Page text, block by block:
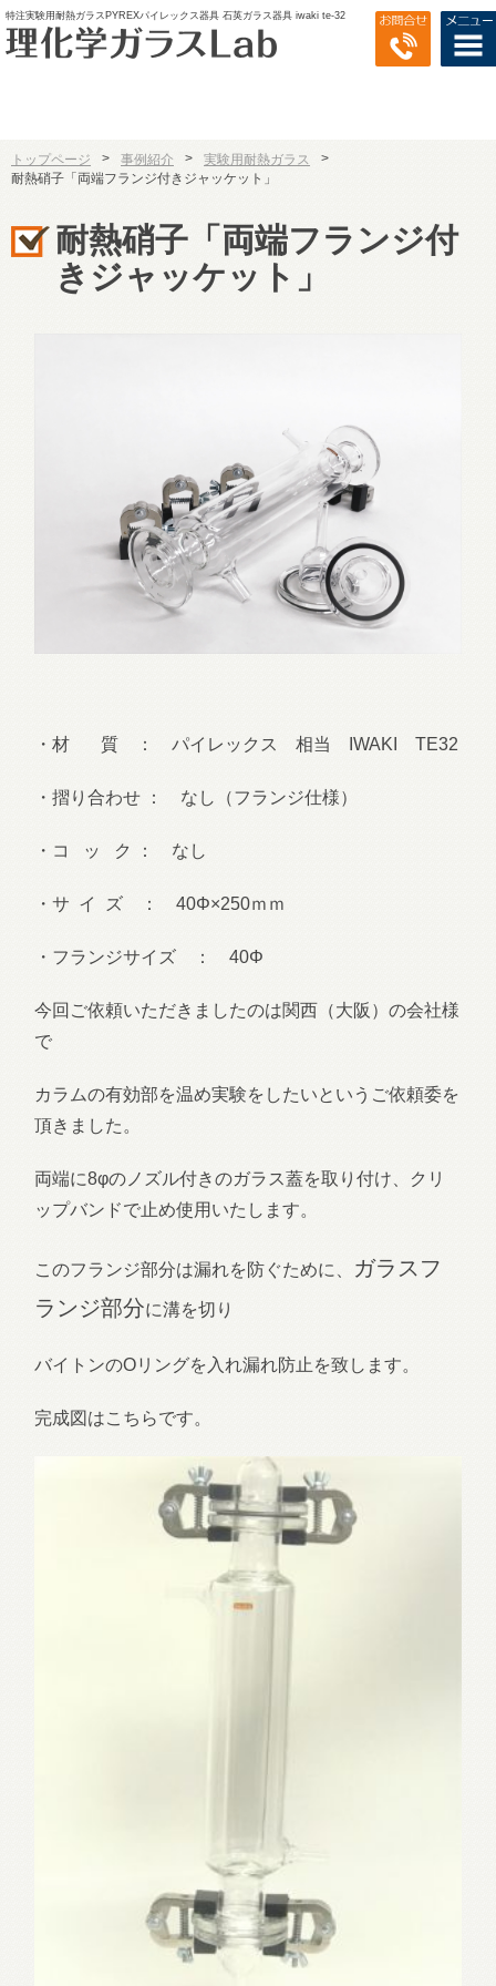
特注実験用耐熱ガラスPYREXパイレックス器具 石英ガラス器具 iwaki te-32
トップページ > 事例紹介 > 実験用耐熱ガラス
>
耐熱硝子「両端フランジ付きジャッケット」
耐熱硝子「両端フランジ付
きジャッケット」
・材 質 ： パイレックス 相当 IWAKI TE32
・摺り合わせ ： なし（フランジ仕様）
・コ ッ ク ： なし
・サ イ ズ ： 40Φ×250ｍｍ
・フランジサイズ ： 40Φ
今回ご依頼いただきましたのは関西（大阪）の会社様
で
カラムの有効部を温め実験をしたいというご依頼委を
頂きました。
両端に8φのノズル付きのガラス蓋を取り付け、クリ
ップバンドで止め使用いたします。
このフランジ部分は漏れを防ぐために、 ガラスフ
ランジ部分に溝を切り
バイトンのOリングを入れ漏れ防止を致します。
完成図はこちらです。